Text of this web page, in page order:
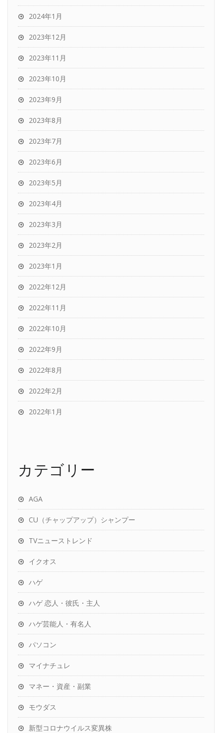
2024年1月
2023年12月
2023年11月
2023年10月
2023年9月
2023年8月
2023年7月
2023年6月
2023年5月
2023年4月
2023年3月
2023年2月
2023年1月
2022年12月
2022年11月
2022年10月
2022年9月
2022年8月
2022年2月
2022年1月
カテゴリー
AGA
CU（チャップアップ）シャンプー
TVニューストレンド
イクオス
ハゲ
ハゲ 恋人・彼氏・主人
ハゲ芸能人・有名人
パソコン
マイナチュレ
マネー・資産・副業
モウダス
新型コロナウイルス変異株